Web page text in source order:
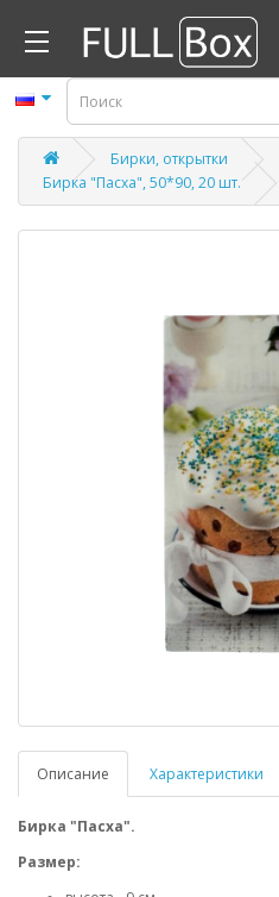
Бирки, открытки
Бирка "Пасха", 50*90, 20 шт.
Описание Характеристики
Бирка "Пасха".
Размер: